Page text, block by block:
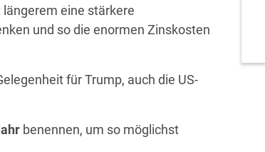
eine stärkere
und so die enormen Zinskosten
für Trump, auch die US-
benennen, um so möglichst